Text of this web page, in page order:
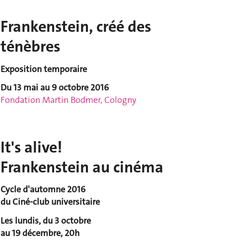
Frankenstein, créé des
ténèbres
Exposition temporaire
Du 13 mai au 9 octobre 2016
Fondation Martin Bodmer, Cologny
It's alive!
Frankenstein au cinéma
Cycle d'automne 2016
du Ciné-club universitaire
Les lundis, du 3 octobre
au 19 décembre, 20h